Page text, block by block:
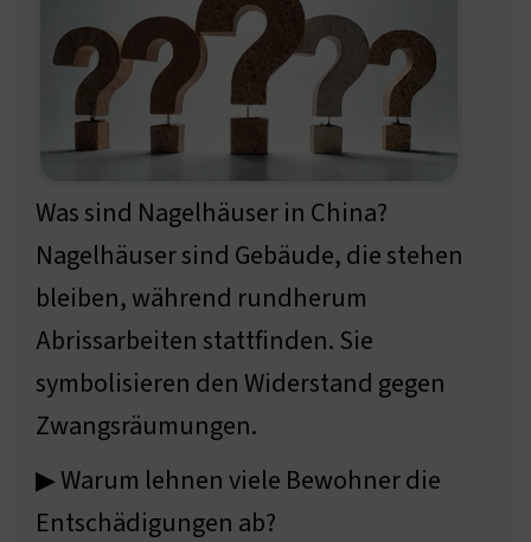
Was sind Nagelhäuser in China?
Nagelhäuser sind Gebäude, die stehen
bleiben, während rundherum
Abrissarbeiten stattfinden. Sie
symbolisieren den Widerstand gegen
Zwangsräumungen.
▶ Warum lehnen viele Bewohner die
Entschädigungen ab?